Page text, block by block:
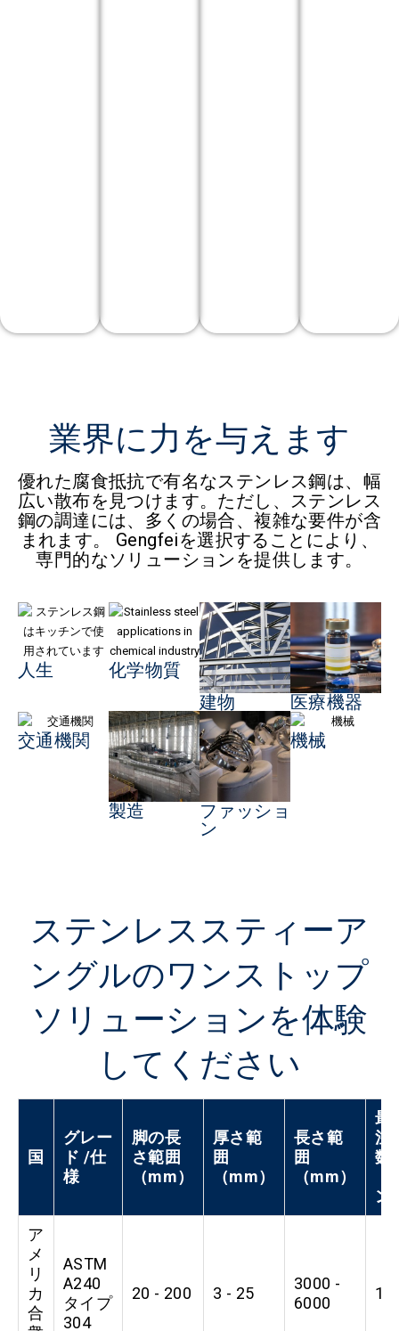
業界に力を与えます
優れた腐食抵抗で有名なステンレス鋼は、幅
広い散布を見つけます。ただし、ステンレス
鋼の調達には、多くの場合、複雑な要件が含
まれます。 Gengfeiを選択することにより、
専門的なソリューションを提供します。
人生
化学物質
建物
医療機器
交通機関
製造
ファッショ
ン
機械
ステンレススティーア
ングルのワンストップ
ソリューションを体験
してください
国
グレー
ド /仕
様
脚の長
さ範囲
（mm）
厚さ範
囲
（mm）
長さ範
囲
（mm）
最
注
数
ン
ア
メ
リ
カ
合
ASTM
A240
タイプ
304
20 - 200 3 - 25
3000 -
6000
1